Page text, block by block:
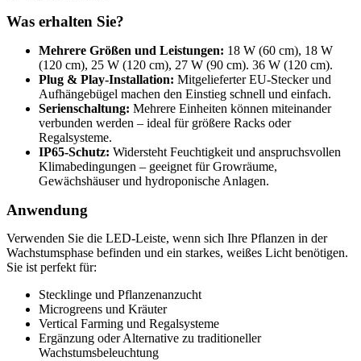
Was erhalten Sie?
Mehrere Größen und Leistungen: 18 W (60 cm), 18 W
(120 cm), 25 W (120 cm), 27 W (90 cm). 36 W (120 cm).
Plug & Play-Installation: Mitgelieferter EU-Stecker und
Aufhängebügel machen den Einstieg schnell und einfach.
Serienschaltung: Mehrere Einheiten können miteinander
verbunden werden – ideal für größere Racks oder
Regalsysteme.
IP65-Schutz: Widersteht Feuchtigkeit und anspruchsvollen
Klimabedingungen – geeignet für Growräume,
Gewächshäuser und hydroponische Anlagen.
Anwendung
Verwenden Sie die LED-Leiste, wenn sich Ihre Pflanzen in der
Wachstumsphase befinden und ein starkes, weißes Licht benötigen.
Sie ist perfekt für:
Stecklinge und Pflanzenanzucht
Microgreens und Kräuter
Vertical Farming und Regalsysteme
Ergänzung oder Alternative zu traditioneller
Wachstumsbeleuchtung